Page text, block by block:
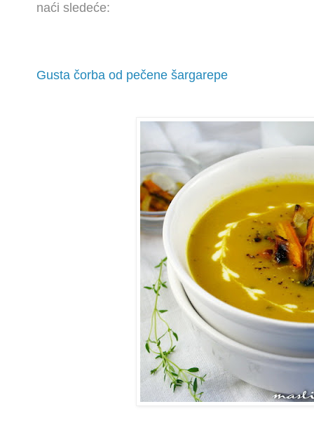
naći sledeće:
Gusta čorba od pečene šargarepe